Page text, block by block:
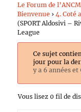
Le Forum de
Bienvenue › 4. Coté
(SPORT Aldosivi –
League
Ce sujet
jour pour la
y a 6 années et
Vous lisez 0 fil de